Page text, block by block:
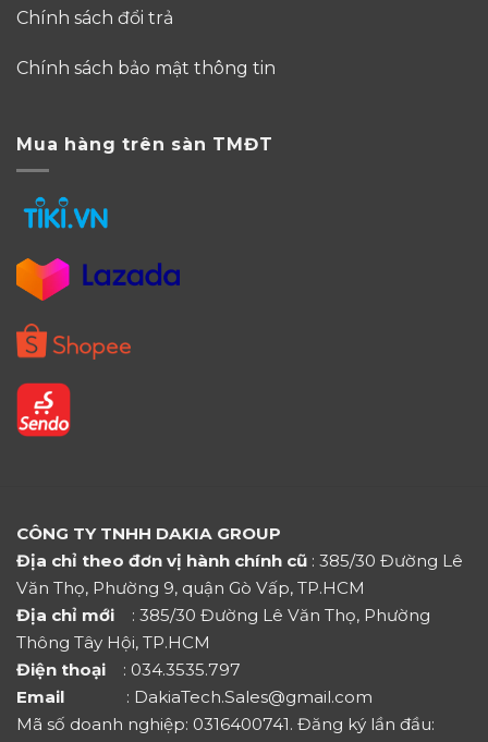
Chính sách đổi trả
Chính sách bảo mật thông tin
Mua hàng trên sàn TMĐT
CÔNG TY TNHH DAKIA GROUP
Địa chỉ theo đơn vị hành chính cũ : 385/30 Đường Lê
Văn Thọ, Phường 9, quận Gò Vấp, TP.HCM
Địa chỉ mới
: 385/30 Đường Lê Văn Thọ, Phường
Thông Tây Hội, TP.HCM
Điện thoại : 034.3535.797
Email : DakiaTech.Sales@gmail.com
Mã số doanh nghiệp: 0316400741. Đăng ký lần đầu: